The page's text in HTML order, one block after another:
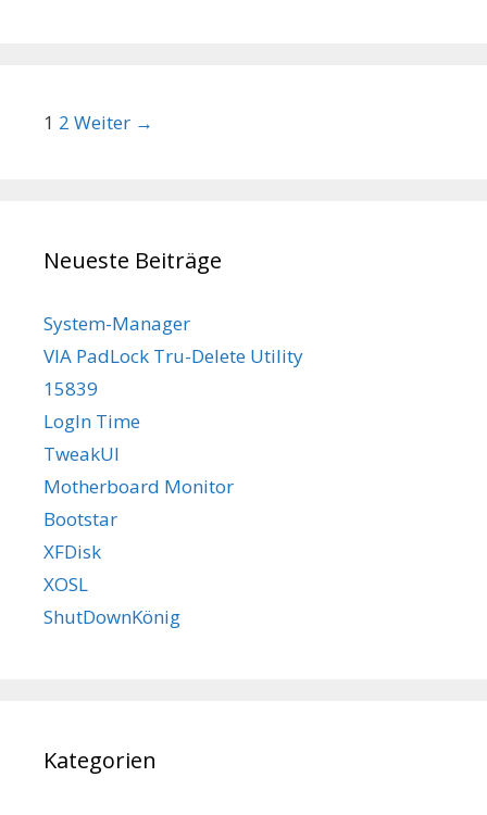
Beitrags-Navigation
1 2 Weiter →
Neueste Beiträge
System-Manager
VIA PadLock Tru-Delete Utility
15839
LogIn Time
TweakUI
Motherboard Monitor
Bootstar
XFDisk
XOSL
ShutDownKönig
Kategorien